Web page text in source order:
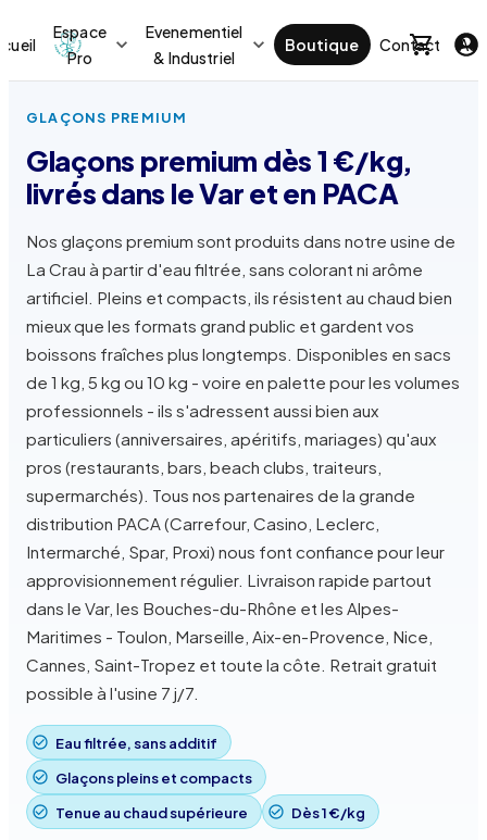
Espace
Pro
Evenementiel
& Industriel
Boutique Contact
GLAÇONS PREMIUM
Glaçons premium dès 1 €/kg,
livrés dans le Var et en PACA
Nos glaçons premium sont produits dans notre usine de
La Crau à partir d'eau filtrée, sans colorant ni arôme
artificiel. Pleins et compacts, ils résistent au chaud bien
mieux que les formats grand public et gardent vos
boissons fraîches plus longtemps. Disponibles en sacs
de 1 kg, 5 kg ou 10 kg - voire en palette pour les volumes
professionnels - ils s'adressent aussi bien aux
particuliers (anniversaires, apéritifs, mariages) qu'aux
pros (restaurants, bars, beach clubs, traiteurs,
supermarchés). Tous nos partenaires de la grande
distribution PACA (Carrefour, Casino, Leclerc,
Intermarché, Spar, Proxi) nous font confiance pour leur
approvisionnement régulier. Livraison rapide partout
dans le Var, les Bouches-du-Rhône et les Alpes-
Maritimes - Toulon, Marseille, Aix-en-Provence, Nice,
Cannes, Saint-Tropez et toute la côte. Retrait gratuit
possible à l'usine 7 j/7.
Eau filtrée, sans additif
Glaçons pleins et compacts
Tenue au chaud supérieure
Dès 1 €/kg